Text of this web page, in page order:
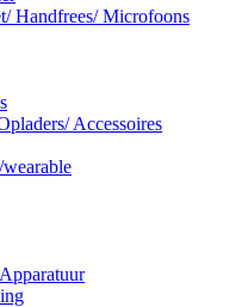
Handfrees/ Microfoons
Accessoires